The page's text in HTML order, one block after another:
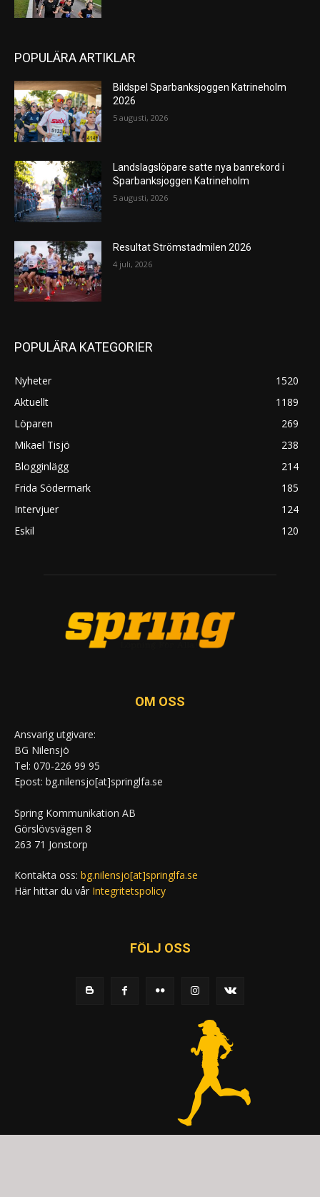
POPULÄRA ARTIKLAR
Bildspel Sparbanksjoggen Katrineholm
2026
5 augusti, 2026
Landslagslöpare satte nya banrekord i
Sparbanksjoggen Katrineholm
5 augusti, 2026
Resultat Strömstadmilen 2026
4 juli, 2026
POPULÄRA KATEGORIER
Nyheter
1520
Aktuellt
1189
Löparen
269
Mikael Tisjö
238
Blogginlägg
214
Frida Södermark
185
Intervjuer
124
Eskil
120
OM OSS
Ansvarig utgivare:
BG Nilensjö
Tel: 070-226 99 95
Epost: bg.nilensjo[at]springlfa.se
Spring Kommunikation AB
Görslövsvägen 8
263 71 Jonstorp
Kontakta oss: bg.nilensjo[at]springlfa.se
Här hittar du vår Integritetspolicy
FÖLJ OSS